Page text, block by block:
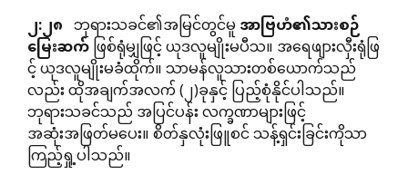
၂:၂၈ ဘုရားသခင်၏အမြင်တွင်မူအာဗြဟံ၏သားစဉ်
မြေးဆက်ဖြစ်ရုံမျှဖြင့် ယုဒလူမျိုးမပီသ။ အရေဖျားလှီးရုံဖြ
င့် ယုဒလူမျိုးမခံထိုက်။ သာမန်လူသားတစ်ယောက်သည်
လည်း ထိုအချက်အလက် (၂)ခုနှင့် ပြည့်စုံနိုင်ပါသည်။
ဘုရားသခင်သည် အပြင်ပန်း လက္ခဏာများဖြင့်
အဆုံးအဖြတ်မပေး။ စိတ်နှလုံးဖြူစင် သန့်ရှင်းခြင်းကိုသာ
ကြည့်ရှု့ပါသည်။